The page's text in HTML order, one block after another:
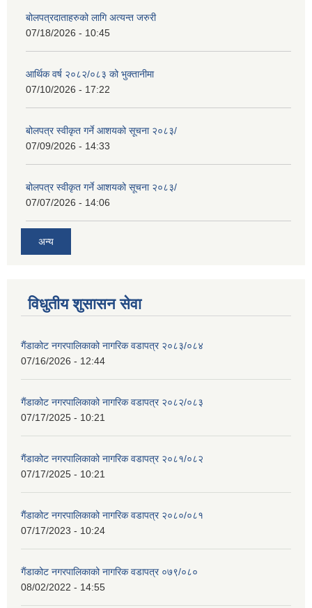
बोलपत्रदाताहरुको लागि अत्यन्त जरुरी
07/18/2026 - 10:45
आर्थिक वर्ष २०८२/०८३ को भुक्तानीमा
07/10/2026 - 17:22
बोलपत्र स्वीकृत गर्ने आशयको सूचना २०८३/
07/09/2026 - 14:33
बोलपत्र स्वीकृत गर्ने आशयको सूचना २०८३/
07/07/2026 - 14:06
अन्य
विधुतीय शुसासन सेवा
गैंडाकोट नगरपालिकाको नागरिक वडापत्र २०८३/०८४
07/16/2026 - 12:44
गैंडाकोट नगरपालिकाको नागरिक वडापत्र २०८२/०८३
07/17/2025 - 10:21
गैंडाकोट नगरपालिकाको नागरिक वडापत्र २०८१/०८२
07/17/2025 - 10:21
गैंडाकोट नगरपालिकाको नागरिक वडापत्र २०८०/०८१
07/17/2023 - 10:24
गैंडाकोट नगरपालिकाको नागरिक वडापत्र ०७९/०८०
08/02/2022 - 14:55